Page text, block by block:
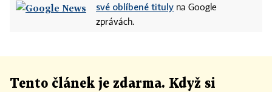
své oblíbené tituly na Google
zprávách.
Tento článek je zdarma. Když si